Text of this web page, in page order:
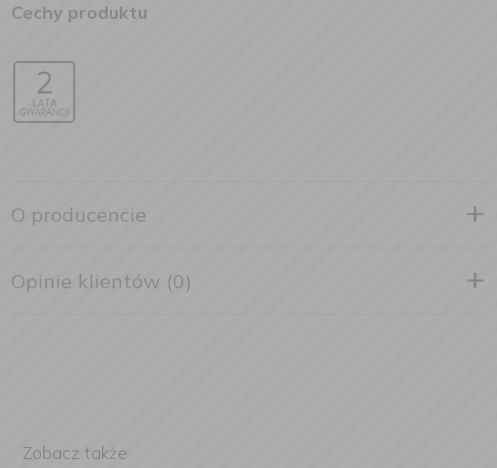
Cechy produktu
O producencie
Opinie klientów (0)
Zobacz także